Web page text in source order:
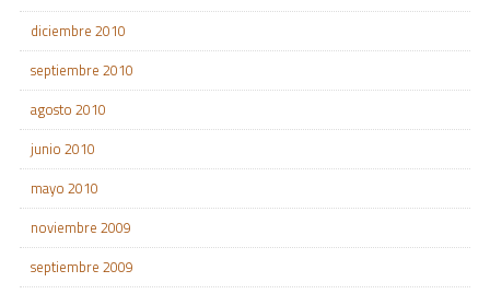
diciembre 2010
septiembre 2010
agosto 2010
junio 2010
mayo 2010
noviembre 2009
septiembre 2009